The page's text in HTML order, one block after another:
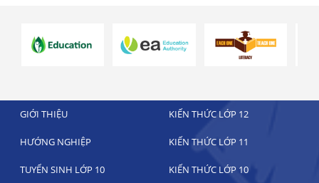
GIỚI THIỆU KIẾN THỨC LỚP 12
HƯỚNG NGHIỆP KIẾN THỨC LỚP 11
TUYỂN SINH LỚP 10 KIẾN THỨC LỚP 10